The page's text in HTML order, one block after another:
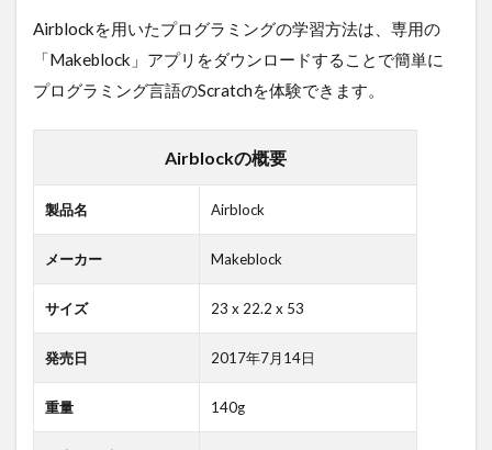
Airblockを用いたプログラミングの学習方法は、専用の
「Makeblock」アプリをダウンロードすることで簡単に
プログラミング言語のScratchを体験できます。
Airblockの概要
製品名 Airblock
メーカー Makeblock
サイズ 23 x 22.2 x 53
発売日 2017年7月14日
重量 140g